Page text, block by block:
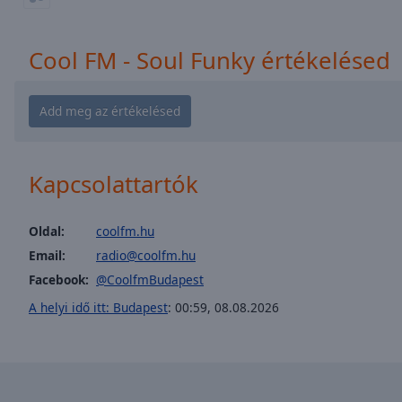
Color
Opacity
Background
Opacity
Caption
Cool FM - Soul Funky értékelésed
Kapcsolattartók
Oldal:
coolfm.hu
Email:
radio@coolfm.hu
Facebook: @CoolfmBudapest
A helyi idő itt: Budapest: 00:59, 08.08.2026